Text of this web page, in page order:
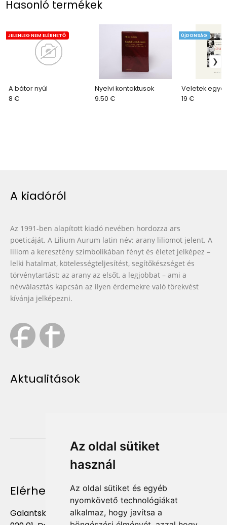
Az oldal sütiket
használ
Az oldal sütiket és egyéb
nyomkövető technológiákat
alkalmaz, hogy javítsa a
Hasonló termékek
A bátor nyúl
JELENLEG NEM ELÉRHETŐ
8 €
Nyelvi kontaktusok
9.50 €
Veletek
ÚjDONSÁG
19 €
A kiadóról
Az 1991-ben alapított kiadó nevében hordozza ars
poeticáját. A Lilium Aurum latin név: arany liliomot jelent. A
liliom a keresztény szimbolikában fényt és életet jelképez –
lelki hatalmat, kötelességteljesítést, segítőkészséget és
törvénytartást; az arany az elsőt, a legjobbat – ami a
névválasztás kapcsán az ilyen érdemekre való törekvést
kívánja jelképezni.
Aktualitások
Elérhetőség
Galantská cesta 658/2F